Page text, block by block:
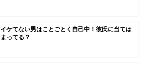
イケてない男はことごとく自己中！彼氏に当ては
まってる？